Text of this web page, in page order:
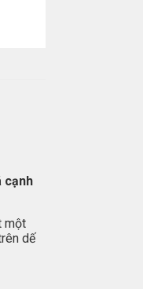
cạnh
một
dế